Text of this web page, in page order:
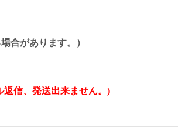
合があります。）
信、発送出来ません。)